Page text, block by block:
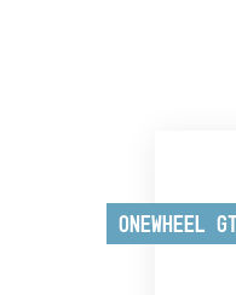
Onewheel